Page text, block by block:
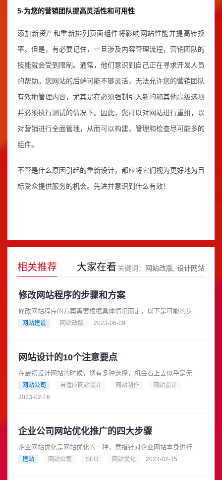
5-为您的营销团队提高灵活性和可用性
添加新资产和重新排列页面组件将影响网站性能并提高转换
率。但是，有必要记住，一旦涉及内容管理流程，营销团队的
技能就会受到限制。通常，他们意识到自己正在寻求开发人员
的帮助。您网站的后端可能不够灵活，无法允许您的营销团队
有效地管理内容，尤其是在必须强制引入新的和其他高级选项
并必须执行测试的情况下。因此，您可以对网站进行重组，以
对营销进行全面管理，从而可以构建，管理和检查尽可能多的
组件。
不管是什么原因引起的重新设计，都应将它们视为更好地为目
标受众提供服务的机会。先进并意识到什么有效！
相关推荐 大家在看 关键词： 网站改版 设计网站
修改网站程序的步骤和方案
修改网站程序的方案需要根据具体情况而定，以下是可能的步骤
和方案：分析问题：首先需要分析网站程序存在的问题，例如网
网站建设 网站改版 2023-06-09
网站设计的10个注意要点
在最初设计网站的时候，您有多种选择，机会看上去似乎是无穷
无尽的，尽管构建网站的潜力无限，但是有很多再平常不过的错
误会导致网站设计的失败，使您......
网站公司 自适应网站设计 网站制作
网站设计
2023-02-16
企业公司网站优化推广的四大步骤
企业网站优化是网站优化的一种，意指针对企业网站本身进行网
站内部要素优化和网站外部优化，使得网站设计、网站内容以及
建站 网站公司 SEO 网站优化 2023-02-15